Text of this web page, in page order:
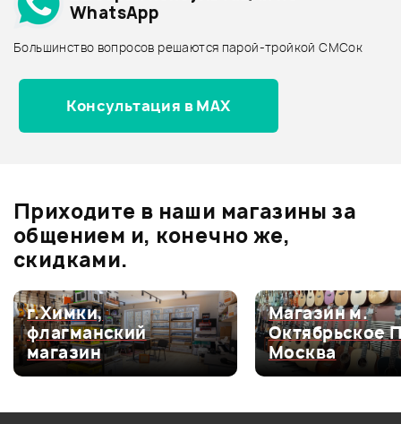
3.0
Оценка5
33%
Оценка4
0
Оценка3
0
Архив товаров - дороже
Все товары FORCE
Архив товаров - новинки
WhatsApp
Большинство вопросов решаются парой-тройкой СМСок
Консультация в MAX
Приходите в наши магазины за
общением и, конечно же,
скидками.
г.Химки,
флагманский
магазин
Магазин м.
Октябрьское
Москва